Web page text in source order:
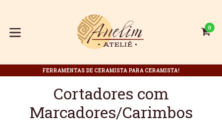
conteúdo
0
FERRAMENTAS DE CERAMISTA PARA CERAMISTA!
Cortadores com
Marcadores/Carimbos